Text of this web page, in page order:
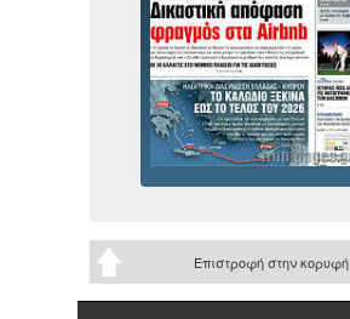
Επιστροφή στην κορυφή